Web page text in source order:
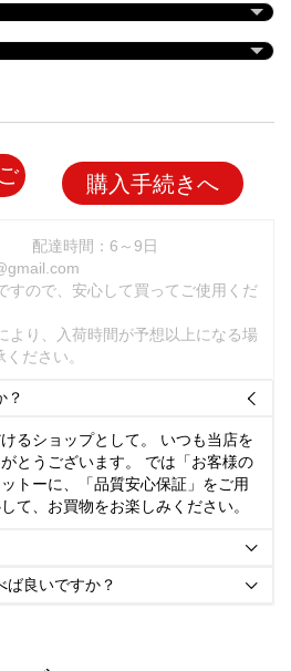
購入手続きへ
配達時間：6～9日
すので、安心して買ってご使用くだ
より、入荷時間が予想以上になる場
ださい。
？ 
るショップとして。 いつも当店を
とうございます。 では「お客様の
トーに、「品質安心保証」をご用
て、お買物をお楽しみください。

ば良いですか？ 